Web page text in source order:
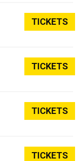
TICKETS
TICKETS
TICKETS
TICKETS